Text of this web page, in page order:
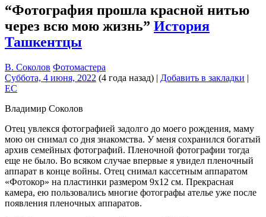
“Фотография прошла красной нитью
через всю мою жизнь” История
Ташкентцы
В. Соколов Фотомастера
Суббота, 4 июня, 2022 (4 года назад) | Добавить в закладки |
EC
Владимир Соколов
Отец увлекся фотографией задолго до моего рождения, маму
мою он снимал со дня знакомства. У меня сохранился богатый
архив семейных фотографий. Пленочной фотографии тогда
еще не было. Во всяком случае впервые я увидел пленочный
аппарат в конце войны. Отец снимал кассетным аппаратом
«Фотокор» на пластинки размером 9х12 см. Прекрасная
камера, ею пользовались многие фотографы ателье уже после
появления пленочных аппаратов.